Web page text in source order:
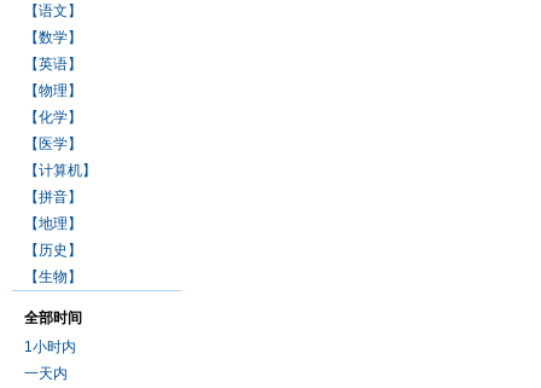
【语文】
【数学】
【英语】
【物理】
【化学】
【医学】
【计算机】
【拼音】
【地理】
【历史】
【生物】
全部时间
1小时内
一天内